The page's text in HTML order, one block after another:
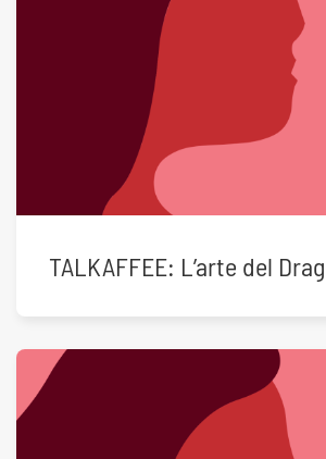
TALKAFFEE: L’arte del Drag